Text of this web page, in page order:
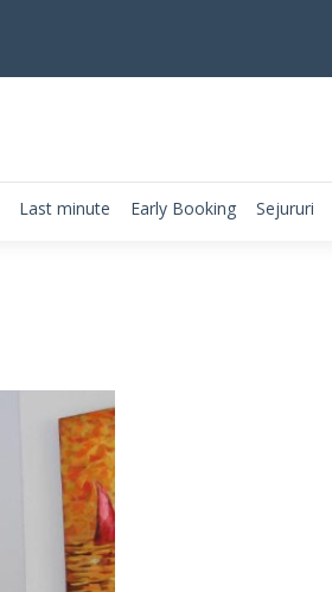
Last minute Early Booking Sejururi